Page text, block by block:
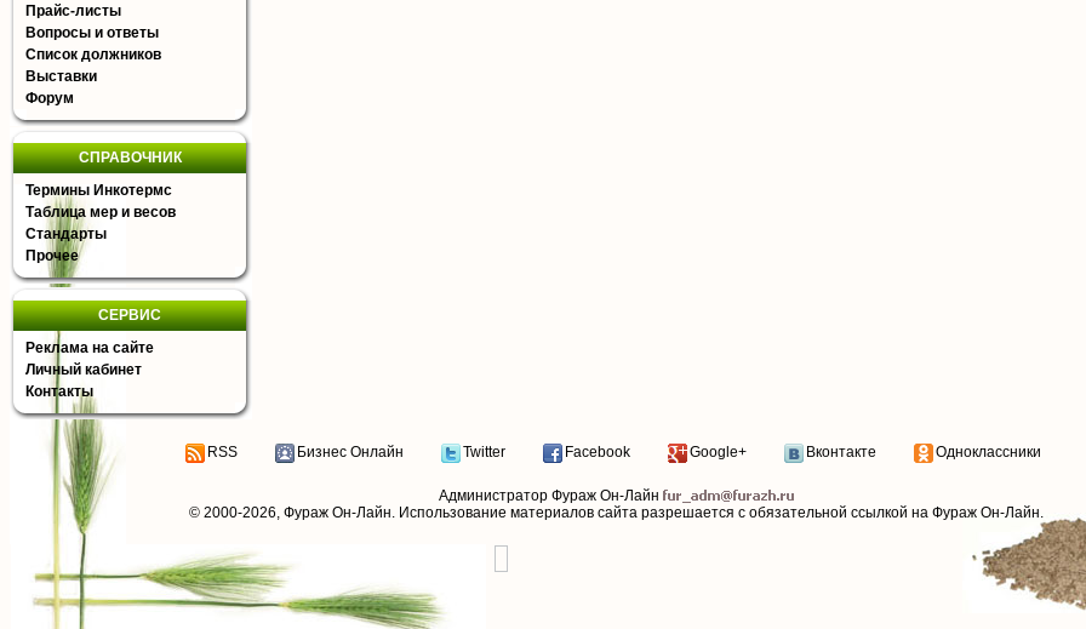
Прайс-листы
Вопросы и ответы
Список должников
Выставки
Форум
СПРАВОЧНИК
Термины Инкотермс
Таблица мер и весов
Стандарты
Прочее
СЕРВИС
Реклама на сайте
Личный кабинет
Контакты
RSS Бизнес Онлайн Twitter Facebook Google+ Вконтакте Одноклассники
Администратор Фураж Он-Лайн
© 2000-2026, Фураж Он-Лайн. Использование материалов сайта разрешается с обязательной ссылкой на Фураж Он-Лайн.